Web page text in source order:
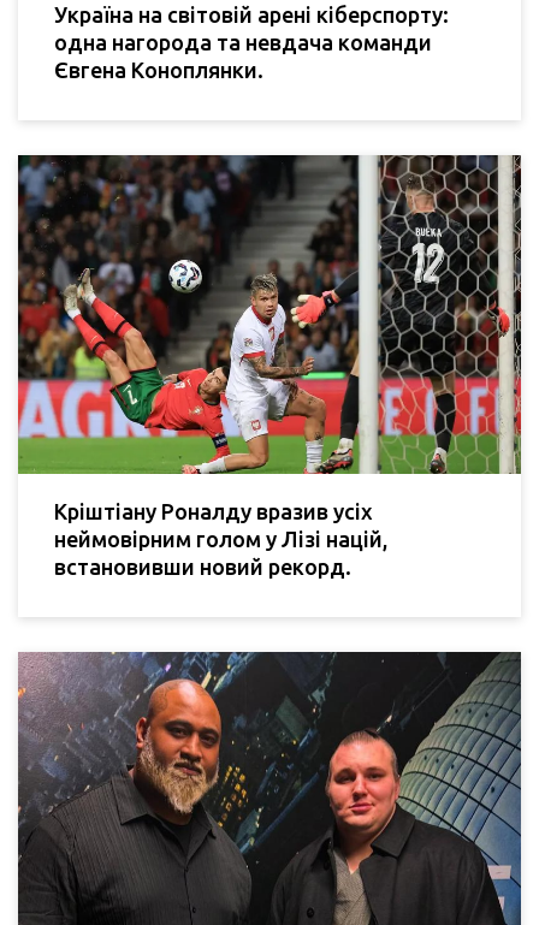
Україна на світовій арені кіберспорту:
одна нагорода та невдача команди
Євгена Коноплянки.
Кріштіану Роналду вразив усіх
неймовірним голом у Лізі націй,
встановивши новий рекорд.